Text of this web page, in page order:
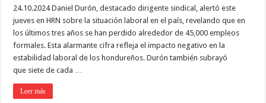
24.10.2024 Daniel Durón, destacado dirigente sindical, alertó este
jueves en HRN sobre la situación laboral en el país, revelando que en
los últimos tres años se han perdido alrededor de 45,000 empleos
formales. Esta alarmante cifra refleja el impacto negativo en la
estabilidad laboral de los hondureños. Durón también subrayó
que siete de cada …
Leer más